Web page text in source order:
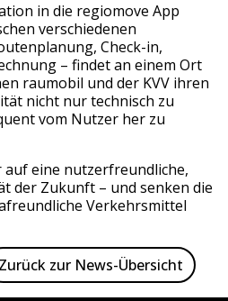
in die regiomove App
verschiedenen
Check-in,
– findet an einem Ort
raumobil und der KVV ihren
nicht nur technisch zu
vom Nutzer her zu
auf eine nutzerfreundliche,
der Zukunft – und senken die
Verkehrsmittel
Zurück zur News-Übersicht